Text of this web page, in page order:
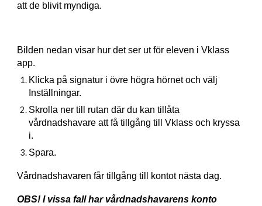
att de blivit myndiga.
Bilden nedan visar hur det ser ut för eleven i Vklass
app.
Klicka på signatur i övre högra hörnet och välj
Inställningar.
Skrolla ner till rutan där du kan tillåta
vårdnadshavare att få tillgång till Vklass och kryssa
i.
Spara.
Vårdnadshavaren får tillgång till kontot nästa dag.
OBS! I vissa fall har vårdnadshavarens konto